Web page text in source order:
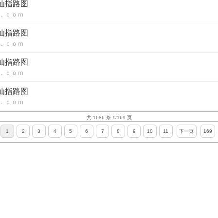
指路图
ｃｏｍ
指路图
ｃｏｍ
指路图
ｃｏｍ
指路图
ｃｏｍ
共 1686 条 1/169 页
1 2 3 4 5 6 7 8 9 10 11 下一页 169